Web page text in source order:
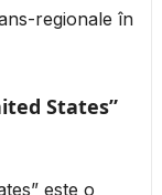
regionale în
States”
este o